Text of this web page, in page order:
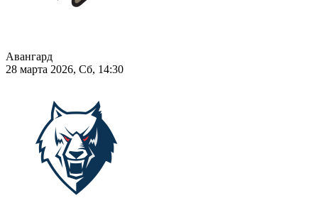
Авангард
28 марта 2026, Сб, 14:30